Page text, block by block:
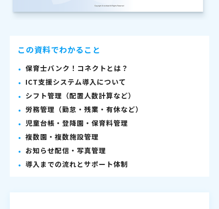
この資料でわかること
保育士バンク！コネクトとは？
ICT支援システム導入について
シフト管理（配置人数計算など）
労務管理（勤怠・残業・有休など）
児童台帳・登降園・保育料管理
複数園・複数施設管理
お知らせ配信・写真管理
導入までの流れとサポート体制